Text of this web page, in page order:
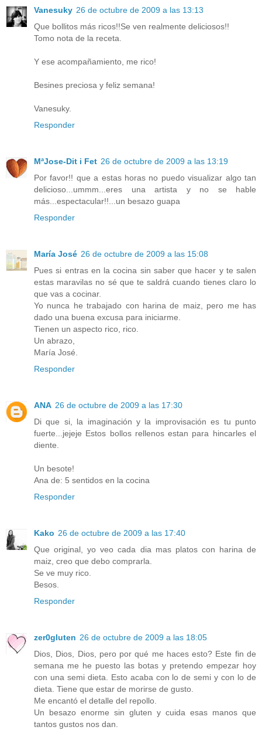
Vanesuky 26 de octubre de 2009 a las 13:13
Que bollitos más ricos!!Se ven realmente deliciosos!!
Tomo nota de la receta.
Y ese acompañamiento, me rico!
Besines preciosa y feliz semana!
Vanesuky.
Responder
MªJose-Dit i Fet 26 de octubre de 2009 a las 13:19
Por favor!! que a estas horas no puedo visualizar algo tan
delicioso...ummm...eres una artista y no se hable
más...espectacular!!...un besazo guapa
Responder
María José 26 de octubre de 2009 a las 15:08
Pues si entras en la cocina sin saber que hacer y te salen
estas maravilas no sé que te saldrá cuando tienes claro lo
que vas a cocinar.
Yo nunca he trabajado con harina de maiz, pero me has
dado una buena excusa para iniciarme.
Tienen un aspecto rico, rico.
Un abrazo,
María José.
Responder
ANA 26 de octubre de 2009 a las 17:30
Di que si, la imaginación y la improvisación es tu punto
fuerte...jejeje Estos bollos rellenos estan para hincarles el
diente.
Un besote!
Ana de: 5 sentidos en la cocina
Responder
Kako 26 de octubre de 2009 a las 17:40
Que original, yo veo cada dia mas platos con harina de
maiz, creo que debo comprarla.
Se ve muy rico.
Besos.
Responder
zer0gluten 26 de octubre de 2009 a las 18:05
Dios, Dios, Dios, pero por qué me haces esto? Este fin de
semana me he puesto las botas y pretendo empezar hoy
con una semi dieta. Esto acaba con lo de semi y con lo de
dieta. Tiene que estar de morirse de gusto.
Me encantó el detalle del repollo.
Un besazo enorme sin gluten y cuida esas manos que
tantos gustos nos dan.